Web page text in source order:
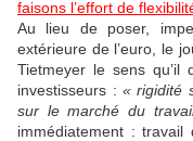
faisons l’effort de
Au lieu de poser,
extérieure de l’euro, le
Tietmeyer le sens
investisseurs :« rigidité
sur le marché du
immédiatement : travail